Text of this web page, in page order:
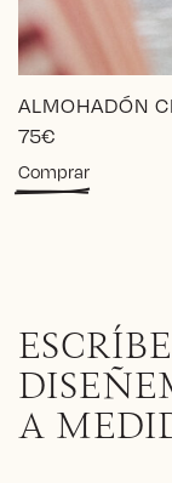
ALMOHADÓN
75€
Comprar
A